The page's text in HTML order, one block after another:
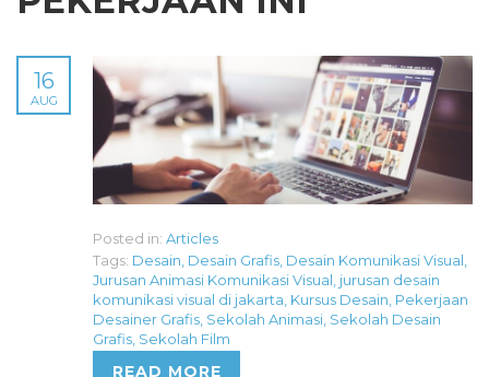
16
AUG
Posted in: Articles
Tags: Desain Desain Grafis Desain Komunikasi Visual
Jurusan Animasi Komunikasi Visual jurusan desain
komunikasi visual di jakarta Kursus Desain Pekerjaan
Desainer Grafis Sekolah Animasi Sekolah Desain
Grafis Sekolah Film
READ MORE